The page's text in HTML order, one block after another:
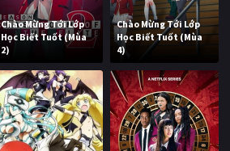
Chào Mừng Tới Lớp
Học Biết Tuốt (Mùa
2)
Chào Mừng Tới Lớp
Học Biết Tuốt (Mùa
4)